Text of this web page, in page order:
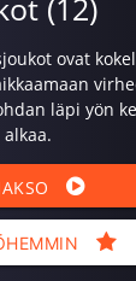
(12)
ovat
läpi yön